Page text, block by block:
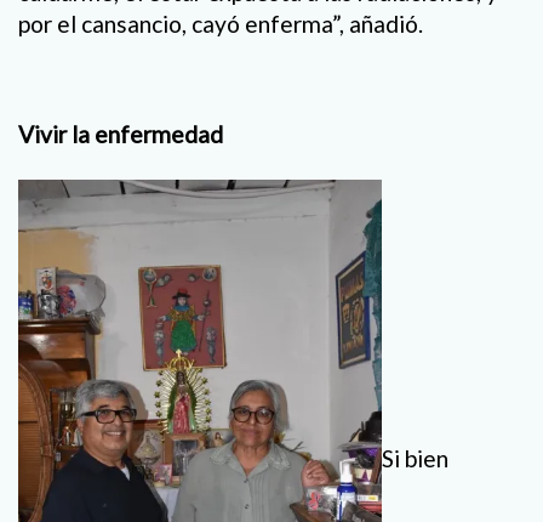
por el cansancio, cayó enferma”, añadió.
Vivir la enfermedad
Si bien